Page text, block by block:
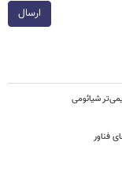
ارسال
فناور